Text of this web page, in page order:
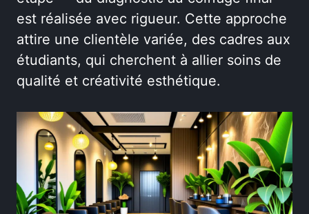
est réalisée avec rigueur. Cette approche
attire une clientèle variée, des cadres aux
étudiants, qui cherchent à allier soins de
qualité et créativité esthétique.